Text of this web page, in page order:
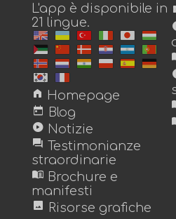
L'app è disponibile in
21 lingue.
home Homepage
today Blog
play_circle Notizie
forum Testimonianze
straordinarie
menu_book Brochure e
manifesti
image Risorse grafiche